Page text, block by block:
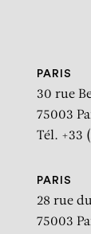
PARIS
30 rue
75003
Tél. +33
PARIS
28 rue
75003